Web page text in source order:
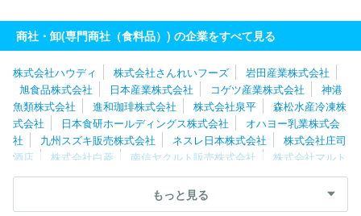
株式会社
株式会社フィラディス
商社・卸(専門商社（食料品）) の企業をすべて見る
株式会社ハウディ 株式会社さんれいフーズ
岩田産業株式会社
旭食品株式会社
日本産業株式会社 コゲツ産業株式会社
神港
魚類株式会社
進和珈琲株式会社 株式会社泉平
森松水産冷凍株
式会社
日本食研ホールディングス株式会社
オハヨー乳業株式会
社
九州スズキ販売株式会社 ネスレ日本株式会社
株式会社庄司
酒店
株式会社白菱 南信ヤクルト販売株式会社
株式会社マルト
水谷
大和産業株式会社 株式会社大光 株式会社名給
名古屋
株式会社昭和
株式会
社トーカン
もっと見る